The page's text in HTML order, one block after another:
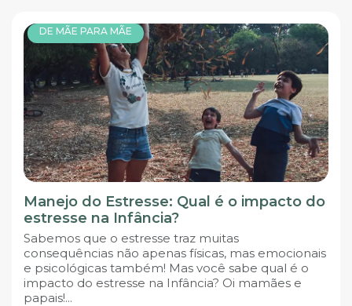
DE MÃE PARA MÃE
Manejo do Estresse: Qual é o impacto do
estresse na Infância?
Sabemos que o estresse traz muitas
consequências não apenas físicas, mas emocionais
e psicológicas também! Mas você sabe qual é o
impacto do estresse na Infância? Oi mamães e
papais!...